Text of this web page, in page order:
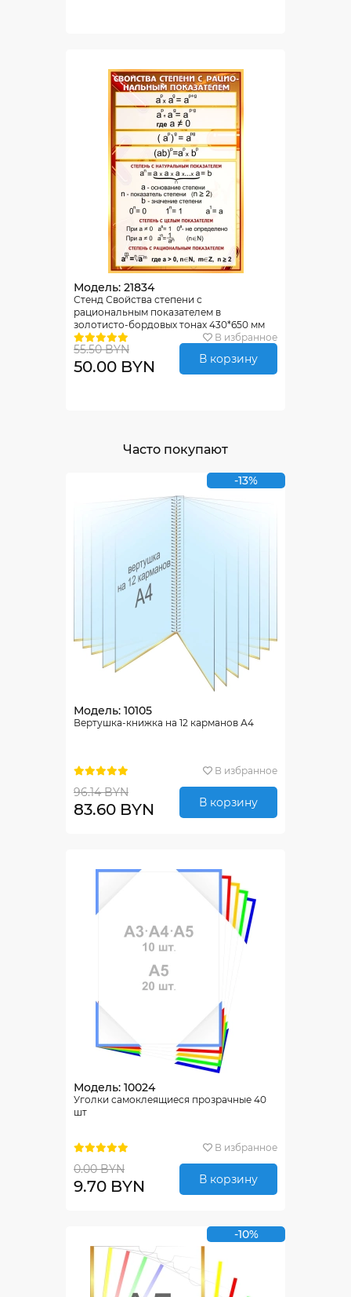
Модель: 21834
Стенд Свойства степени с
рациональным показателем в
золотисто-бордовых тонах 430*650 мм
В избранное
55.50 BYN
50.00 BYN В корзину
Часто покупают
-13%
Модель: 10105
Вертушка-книжка на 12 карманов А4
В избранное
96.14 BYN
83.60 BYN В корзину
Модель: 10024
Уголки самоклеящиеся прозрачные 40
шт
В избранное
0.00 BYN
9.70 BYN В корзину
-10%